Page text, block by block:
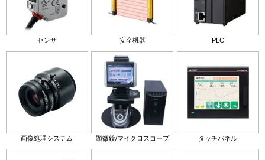
センサ 安全機器 PLC
画像処理システム 顕微鏡/マイクロスコープ タッチパネル